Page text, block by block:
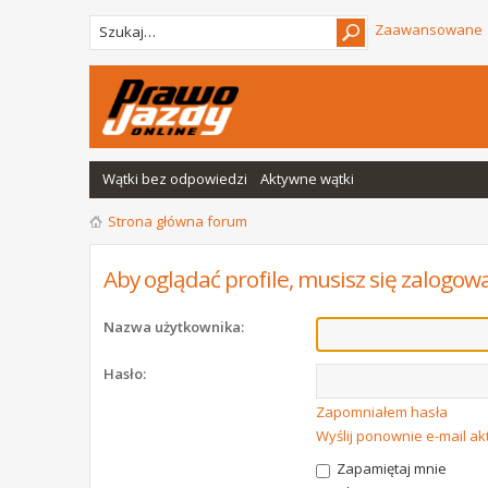
Zaawansowane
Wątki bez odpowiedzi Aktywne wątki
Strona główna forum
Aby oglądać profile, musisz się
Nazwa użytkownika:
Hasło:
Zapomniałem hasła
Wyślij ponownie e-mail
Zapamiętaj mnie